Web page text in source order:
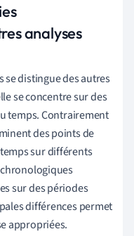
analyses
se distingue des autres
se concentre sur des
temps. Contrairement
des points de
sur différents
sur des périodes
différences permet
appropriées.